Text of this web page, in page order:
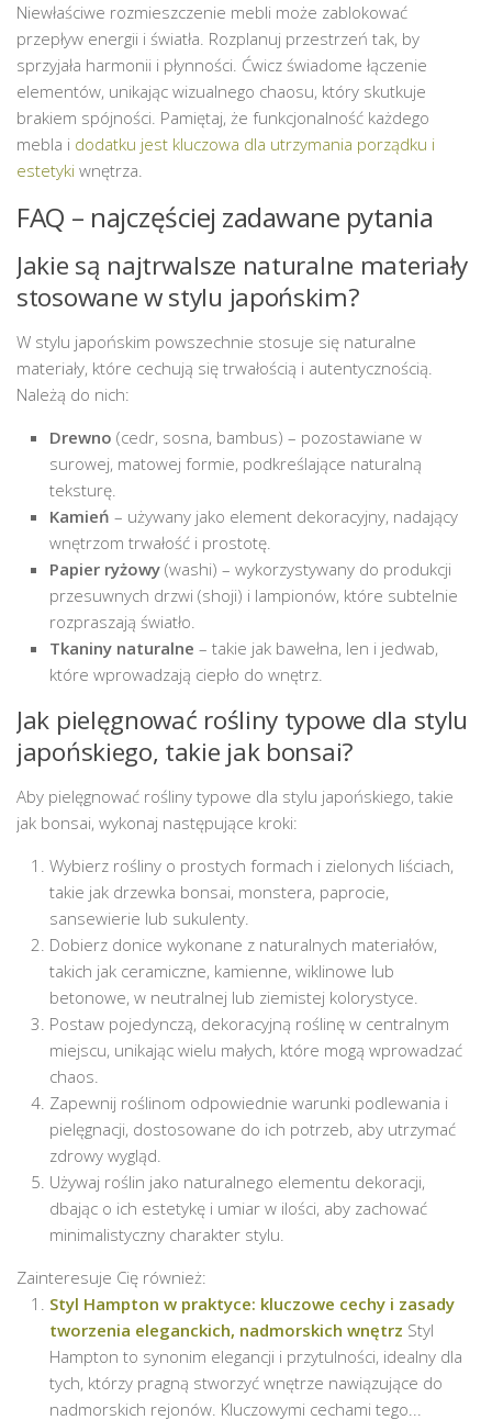
Niewłaściwe rozmieszczenie mebli może zablokować
przepływ energii i światła. Rozplanuj przestrzeń tak, by
sprzyjała harmonii i płynności. Ćwicz świadome łączenie
elementów, unikając wizualnego chaosu, który skutkuje
brakiem spójności. Pamiętaj, że funkcjonalność każdego
mebla i dodatku jest kluczowa dla utrzymania porządku i
estetyki wnętrza.
FAQ – najczęściej zadawane pytania
Jakie są najtrwalsze naturalne materiały
stosowane w stylu japońskim?
W stylu japońskim powszechnie stosuje się naturalne
materiały, które cechują się trwałością i autentycznością.
Należą do nich:
Drewno (cedr, sosna, bambus) – pozostawiane w
surowej, matowej formie, podkreślające naturalną
teksturę.
Kamień – używany jako element dekoracyjny, nadający
wnętrzom trwałość i prostotę.
Papier ryżowy (washi) – wykorzystywany do produkcji
przesuwnych drzwi (shoji) i lampionów, które subtelnie
rozpraszają światło.
Tkaniny naturalne – takie jak bawełna, len i jedwab,
które wprowadzają ciepło do wnętrz.
Jak pielęgnować rośliny typowe dla stylu
japońskiego, takie jak bonsai?
Aby pielęgnować rośliny typowe dla stylu japońskiego, takie
jak bonsai, wykonaj następujące kroki:
Wybierz rośliny o prostych formach i zielonych liściach,
takie jak drzewka bonsai, monstera, paprocie,
sansewierie lub sukulenty.
Dobierz donice wykonane z naturalnych materiałów,
takich jak ceramiczne, kamienne, wiklinowe lub
betonowe, w neutralnej lub ziemistej kolorystyce.
Postaw pojedynczą, dekoracyjną roślinę w centralnym
miejscu, unikając wielu małych, które mogą wprowadzać
chaos.
Zapewnij roślinom odpowiednie warunki podlewania i
pielęgnacji, dostosowane do ich potrzeb, aby utrzymać
zdrowy wygląd.
Używaj roślin jako naturalnego elementu dekoracji,
dbając o ich estetykę i umiar w ilości, aby zachować
minimalistyczny charakter stylu.
Zainteresuje Cię również:
Styl Hampton w praktyce: kluczowe cechy i zasady
tworzenia eleganckich, nadmorskich wnętrz Styl
Hampton to synonim elegancji i przytulności, idealny dla
tych, którzy pragną stworzyć wnętrze nawiązujące do
nadmorskich rejonów. Kluczowymi cechami tego...